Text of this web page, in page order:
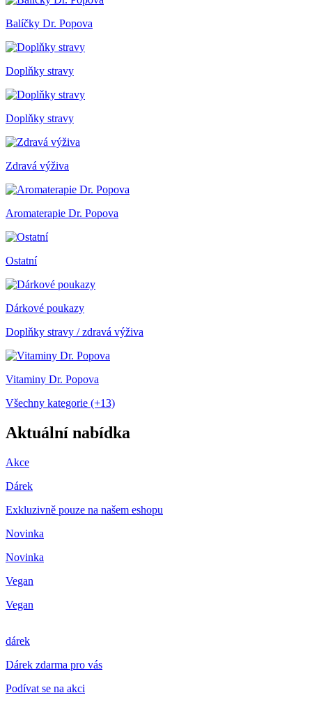
Balíčky Dr. Popova
Doplňky stravy
Doplňky stravy
Zdravá výživa
Aromaterapie Dr. Popova
Ostatní
Dárkové poukazy
Doplňky stravy / zdravá výživa
Vitaminy Dr. Popova
Všechny kategorie (+13)
Aktuální nabídka
Akce
Dárek
Exkluzivně pouze na našem eshopu
Novinka
Novinka
Vegan
Vegan
dárek
Dárek zdarma pro vás
Podívat se na akci